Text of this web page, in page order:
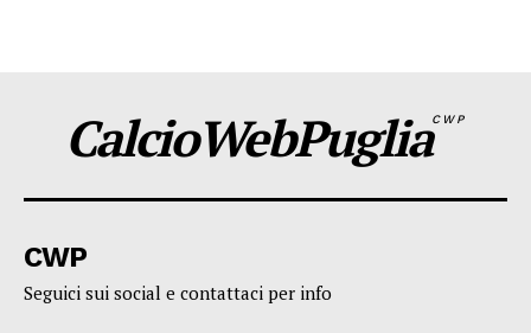
CalcioWebPugliaCWP
CWP
Seguici sui social e contattaci per info